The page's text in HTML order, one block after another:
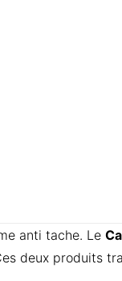
anti tache. Le
deux produits